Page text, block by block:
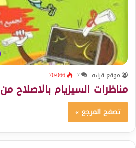
موقع قراية 7 70٬066
مناظرات السيزيام بالاصلاح من 2008 الى 2017
تصفح المرجع »